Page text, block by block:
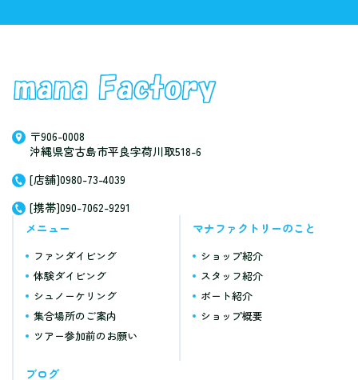
〒906-0008
沖縄県宮古島市平良字荷川取518-6
[店舗]0980-73-4039
[携帯]090-7062-9291
メニュー
ファンダイビング
体験ダイビング
シュノーケリング
集合場所のご案内
ツアー参加前のお願い
マナファクトリーのこと
ショップ紹介
スタッフ紹介
ボート紹介
ショップ概要
ブログ